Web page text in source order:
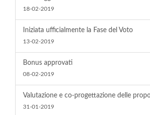
18-02-2019
Iniziata ufficialmente la Fase del Voto
13-02-2019
Bonus approvati
08-02-2019
Valutazione e co-progettazione delle
31-01-2019